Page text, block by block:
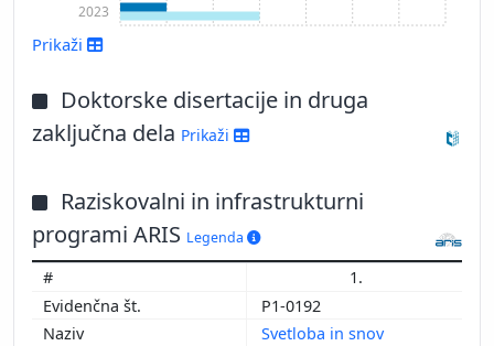
2023
Prikaži
Doktorske disertacije in druga
zaključna dela Prikaži
Raziskovalni in infrastrukturni
programi ARIS Legenda
1.
P1-0192
Svetloba in snov